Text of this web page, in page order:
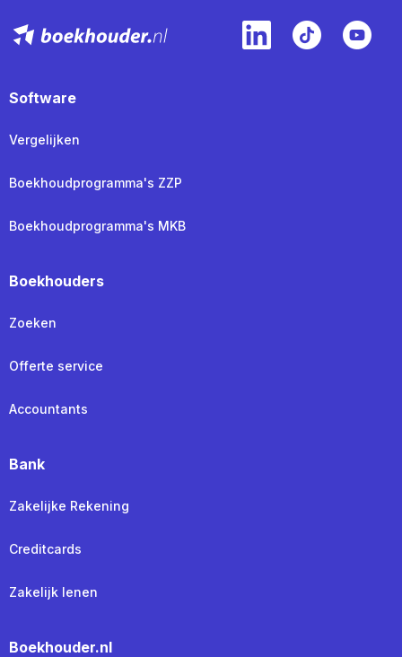
Software
Vergelijken
Boekhoudprogramma's ZZP
Boekhoudprogramma's MKB
Boekhouders
Zoeken
Offerte service
Accountants
Bank
Zakelijke Rekening
Creditcards
Zakelijk lenen
Boekhouder.nl